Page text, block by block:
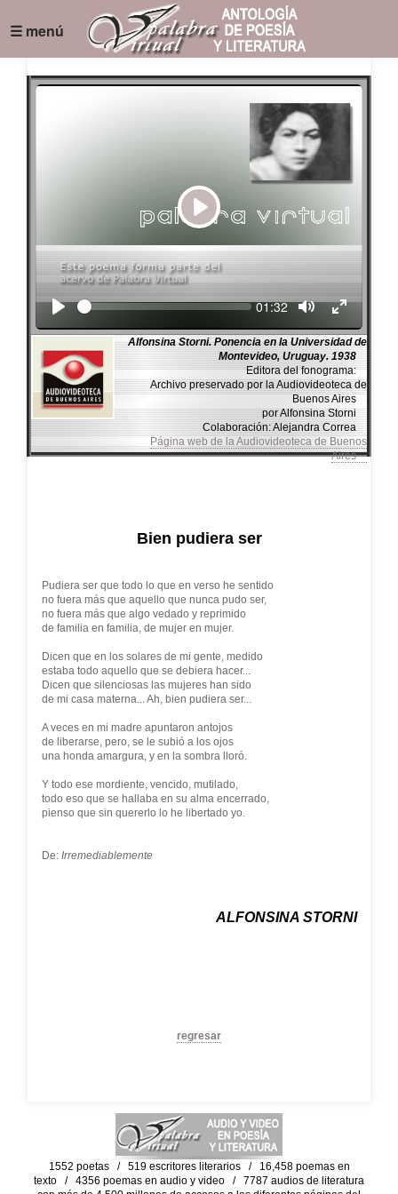
☰ menú
Play
Seek Current
01:32
Alfonsina Storni. Ponencia en la Universidad de
Montevideo, Uruguay. 1938
Editora del fonograma:
Archivo preservado por la Audiovideoteca de
Buenos Aires
por Alfonsina Storni
Colaboración: Alejandra Correa
Página web de la Audiovideoteca de Buenos
Aires
Bien pudiera ser
Pudiera ser que todo lo que en verso he sentido
no fuera más que aquello que nunca pudo ser,
no fuera más que algo vedado y reprimido
de familia en familia, de mujer en mujer.
Dicen que en los solares de mi gente, medido
estaba todo aquello que se debiera hacer...
Dicen que silenciosas las mujeres han sido
de mi casa materna... Ah, bien pudiera ser...
A veces en mi madre apuntaron antojos
de liberarse, pero, se le subió a los ojos
una honda amargura, y en la sombra lloró.
Y todo ese mordiente, vencido, mutilado,
todo eso que se hallaba en su alma encerrado,
pienso que sin quererlo lo he libertado yo.
De: Irremediablemente
ALFONSINA STORNI
regresar
1552 poetas / 519 escritores literarios / 16,458 poemas en
texto / 4356 poemas en audio y video / 7787 audios de literatura